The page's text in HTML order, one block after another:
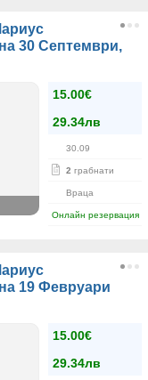
30 Септември,
15.00€
29.34лв
30.09
2 грабнати
Враца
Онлайн резервация
19 Февруари
15.00€
29.34лв